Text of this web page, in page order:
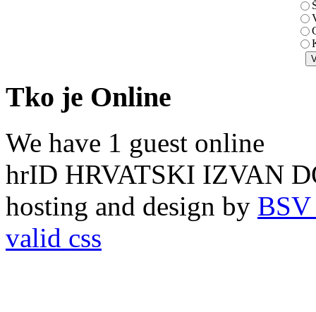
Tko je Online
We have 1 guest online
hrID HRVATSKI IZVAN
hosting and design by
valid css